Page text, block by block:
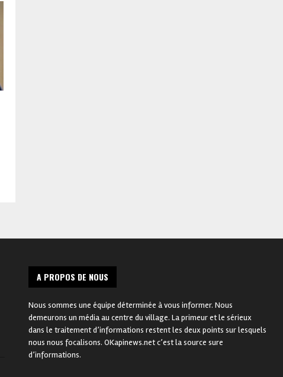
A PROPOS DE NOUS
Nous sommes une équipe déterminée à vous informer. Nous
demeurons un média au centre du village. La primeur et le sérieux
dans le traitement d’informations restent les deux points sur lesquels
nous nous focalisons. OKapinews.net c’est la source sure
d’informations.